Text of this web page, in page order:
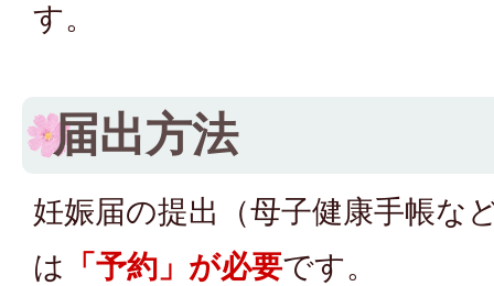
す。
届出方法
妊娠届の提出（母子健康手帳な
は 「予約」が必要です。